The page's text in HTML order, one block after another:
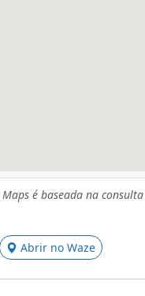
é baseada na
Abrir no Waze